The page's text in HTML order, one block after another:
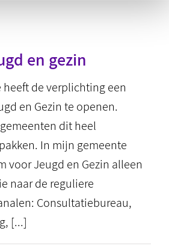
en gezin
heeft de verplichting een
en Gezin te openen.
dit heel
In mijn gemeente
voor Jeugd en Gezin alleen
naar de reguliere
Consultatiebureau,
[...]